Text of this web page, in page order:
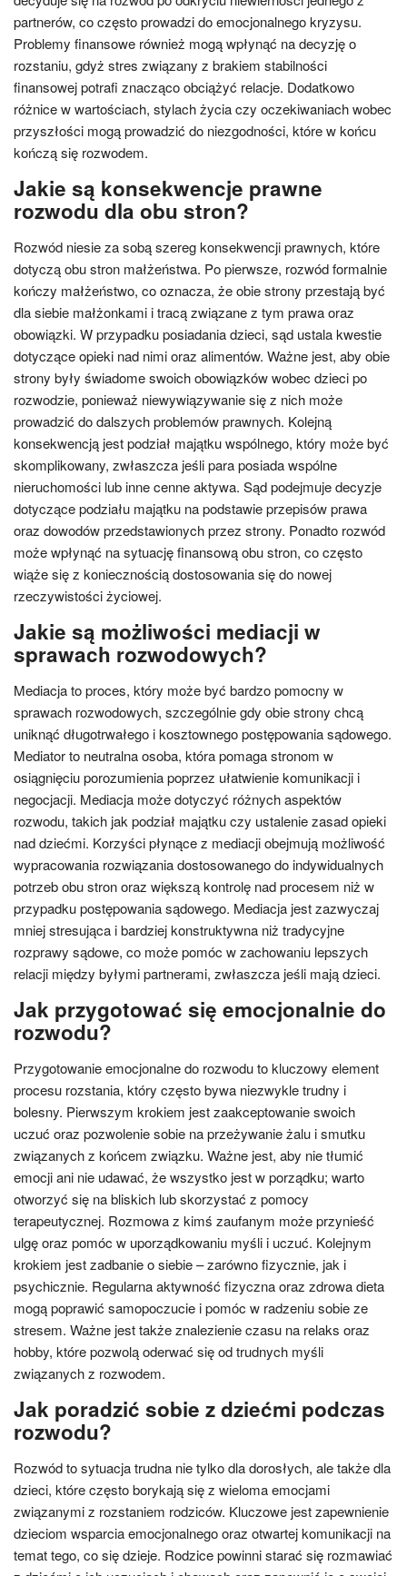
partnerów, co często prowadzi do emocjonalnego kryzysu.
Problemy finansowe również mogą wpłynąć na decyzję o
rozstaniu, gdyż stres związany z brakiem stabilności
finansowej potrafi znacząco obciążyć relacje. Dodatkowo
różnice w wartościach, stylach życia czy oczekiwaniach wobec
przyszłości mogą prowadzić do niezgodności, które w końcu
kończą się rozwodem.
Jakie są konsekwencje prawne
rozwodu dla obu stron?
Rozwód niesie za sobą szereg konsekwencji prawnych, które
dotyczą obu stron małżeństwa. Po pierwsze, rozwód formalnie
kończy małżeństwo, co oznacza, że obie strony przestają być
dla siebie małżonkami i tracą związane z tym prawa oraz
obowiązki. W przypadku posiadania dzieci, sąd ustala kwestie
dotyczące opieki nad nimi oraz alimentów. Ważne jest, aby obie
strony były świadome swoich obowiązków wobec dzieci po
rozwodzie, ponieważ niewywiązywanie się z nich może
prowadzić do dalszych problemów prawnych. Kolejną
konsekwencją jest podział majątku wspólnego, który może być
skomplikowany, zwłaszcza jeśli para posiada wspólne
nieruchomości lub inne cenne aktywa. Sąd podejmuje decyzje
dotyczące podziału majątku na podstawie przepisów prawa
oraz dowodów przedstawionych przez strony. Ponadto rozwód
może wpłynąć na sytuację finansową obu stron, co często
wiąże się z koniecznością dostosowania się do nowej
rzeczywistości życiowej.
Jakie są możliwości mediacji w
sprawach rozwodowych?
Mediacja to proces, który może być bardzo pomocny w
sprawach rozwodowych, szczególnie gdy obie strony chcą
uniknąć długotrwałego i kosztownego postępowania sądowego.
Mediator to neutralna osoba, która pomaga stronom w
osiągnięciu porozumienia poprzez ułatwienie komunikacji i
negocjacji. Mediacja może dotyczyć różnych aspektów
rozwodu, takich jak podział majątku czy ustalenie zasad opieki
nad dziećmi. Korzyści płynące z mediacji obejmują możliwość
wypracowania rozwiązania dostosowanego do indywidualnych
potrzeb obu stron oraz większą kontrolę nad procesem niż w
przypadku postępowania sądowego. Mediacja jest zazwyczaj
mniej stresująca i bardziej konstruktywna niż tradycyjne
rozprawy sądowe, co może pomóc w zachowaniu lepszych
relacji między byłymi partnerami, zwłaszcza jeśli mają dzieci.
Jak przygotować się emocjonalnie do
rozwodu?
Przygotowanie emocjonalne do rozwodu to kluczowy element
procesu rozstania, który często bywa niezwykle trudny i
bolesny. Pierwszym krokiem jest zaakceptowanie swoich
uczuć oraz pozwolenie sobie na przeżywanie żalu i smutku
związanych z końcem związku. Ważne jest, aby nie tłumić
emocji ani nie udawać, że wszystko jest w porządku; warto
otworzyć się na bliskich lub skorzystać z pomocy
terapeutycznej. Rozmowa z kimś zaufanym może przynieść
ulgę oraz pomóc w uporządkowaniu myśli i uczuć. Kolejnym
krokiem jest zadbanie o siebie – zarówno fizycznie, jak i
psychicznie. Regularna aktywność fizyczna oraz zdrowa dieta
mogą poprawić samopoczucie i pomóc w radzeniu sobie ze
stresem. Ważne jest także znalezienie czasu na relaks oraz
hobby, które pozwolą oderwać się od trudnych myśli
związanych z rozwodem.
Jak poradzić sobie z dziećmi podczas
rozwodu?
Rozwód to sytuacja trudna nie tylko dla dorosłych, ale także dla
dzieci, które często borykają się z wieloma emocjami
związanymi z rozstaniem rodziców. Kluczowe jest zapewnienie
dzieciom wsparcia emocjonalnego oraz otwartej komunikacji na
temat tego, co się dzieje. Rodzice powinni starać się rozmawiać